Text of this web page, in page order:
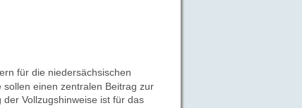
für die niedersächsischen
einen zentralen Beitrag zur
Vollzugshinweise ist für das